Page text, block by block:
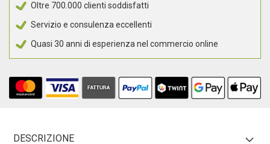
Oltre 700.000 clienti soddisfatti
Servizio e consulenza eccellenti
Quasi 30 anni di esperienza nel commercio online
DESCRIZIONE